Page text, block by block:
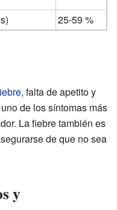
25-59 %
, falta de apetito y
de los síntomas más
La fiebre también es
de que no sea
y